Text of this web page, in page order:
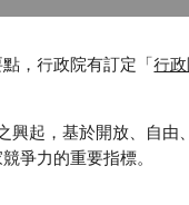
，行政院有訂定「行
起，基於開放、自
爭力的重要指標。